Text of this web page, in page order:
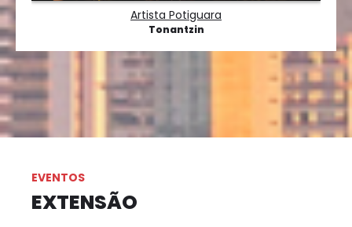
Artista Potiguara
Tonantzin
EVENTOS
EXTENSÃO